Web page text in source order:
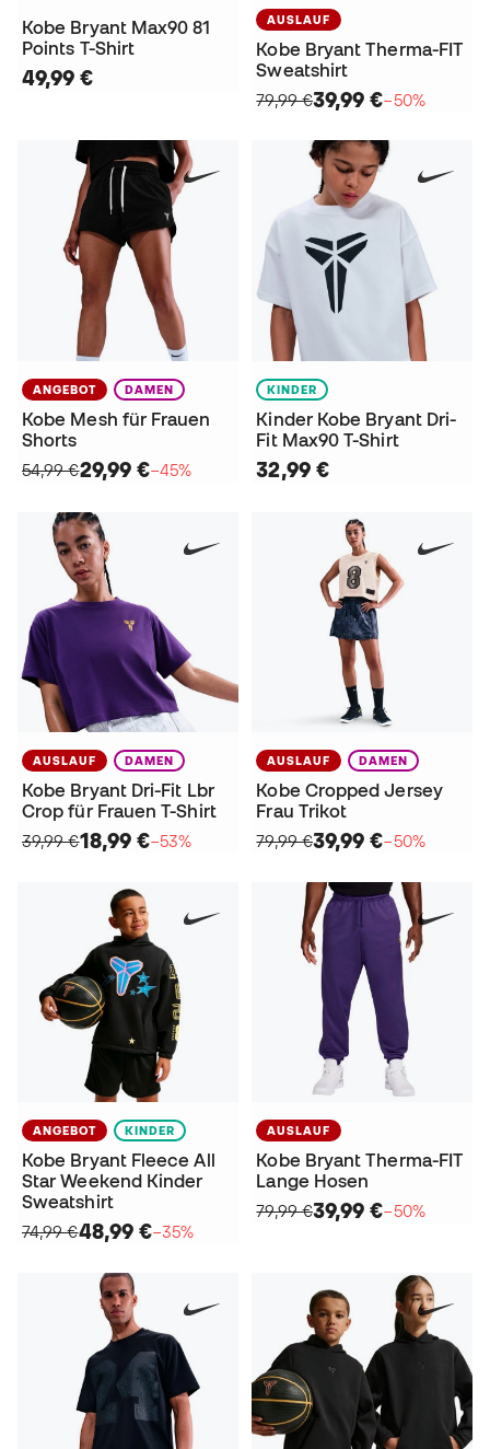
Kobe Bryant Max90 81
Points T-Shirt
49,99 €
AUSLAUF
Kobe Bryant Therma-FIT
Sweatshirt
79,99 €39,99 €−50%
ANGEBOT DAMEN
Kobe Mesh für Frauen
Shorts
54,99 €29,99 €−45%
KINDER
Kinder Kobe Bryant Dri-
Fit Max90 T-Shirt
32,99 €
AUSLAUF DAMEN
Kobe Bryant Dri-Fit Lbr
Crop für Frauen T-Shirt
39,99 €18,99 €−53%
AUSLAUF DAMEN
Kobe Cropped Jersey
Frau Trikot
79,99 €39,99 €−50%
ANGEBOT KINDER
Kobe Bryant Fleece All
Star Weekend Kinder
Sweatshirt
74,99 €48,99 €−35%
AUSLAUF
Kobe Bryant Therma-FIT
Lange Hosen
79,99 €39,99 €−50%